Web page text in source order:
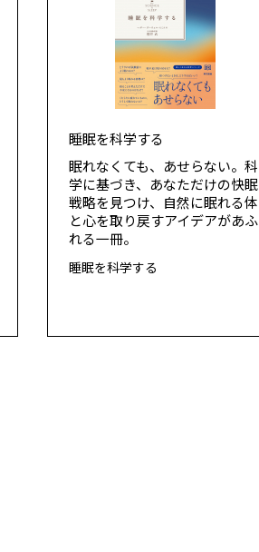
睡眠を科学する
眠れなくても、あせらない。科
学に基づき、あなただけの快眠
戦略を見つけ、自然に眠れる体
と心を取り戻すアイデアがあふ
れる一冊。
睡眠を科学する